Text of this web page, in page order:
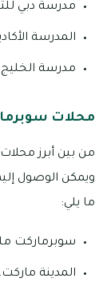
مدرسة دبي
المدرسة
مدرسة
محلات
من بين أبرز
ويمكن الوصول
ما يلي:
سوبرماركت
المدينة ماركت.